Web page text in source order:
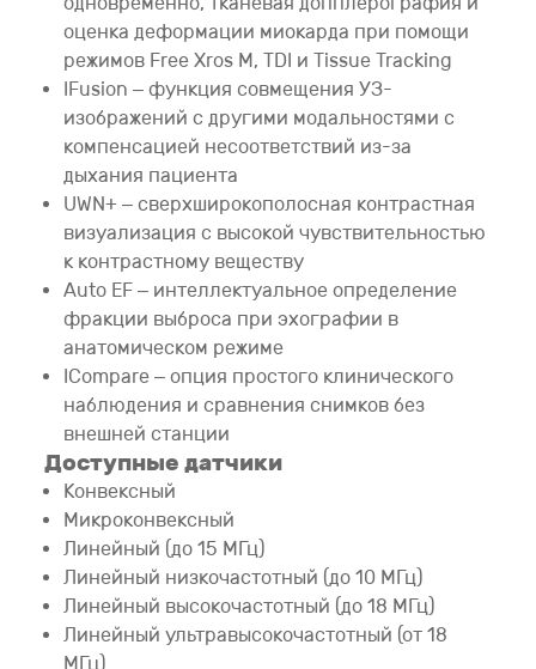
оценка деформации миокарда при помощи
режимов Free Xros M, TDI и Tissue Tracking
IFusion – функция совмещения УЗ-
изображений с другими модальностями с
компенсацией несоответствий из-за
дыхания пациента
UWN+ – сверхширокополосная контрастная
визуализация с высокой чувствительностью
к контрастному веществу
Auto EF – интеллектуальное определение
фракции выброса при эхографии в
анатомическом режиме
ICompare – опция простого клинического
наблюдения и сравнения снимков без
внешней станции
Доступные датчики
Конвексный
Микроконвексный
Линейный (до 15 МГц)
Линейный низкочастотный (до 10 МГц)
Линейный высокочастотный (до 18 МГц)
Линейный ультравысокочастотный (от 18
МГц)